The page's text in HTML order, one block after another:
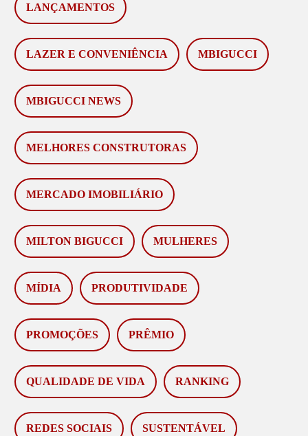
LANÇAMENTOS
LAZER E CONVENIÊNCIA MBIGUCCI
MBIGUCCI NEWS
MELHORES CONSTRUTORAS
MERCADO IMOBILIÁRIO
MILTON BIGUCCI MULHERES
MÍDIA PRODUTIVIDADE
PROMOÇÕES PRÊMIO
QUALIDADE DE VIDA RANKING
REDES SOCIAIS SUSTENTÁVEL